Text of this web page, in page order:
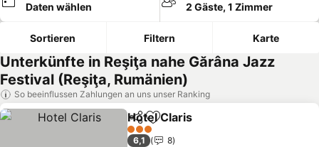
Daten wählen 2 Gäste, 1 Zimmer
Sortieren Filtern Karte
Unterkünfte in Reşiţa nahe Gărâna Jazz
Festival (Reşiţa, Rumänien)
So beeinflussen Zahlungen an uns unser Ranking
TeilenZu Favoriten hinzufügen
Hotel Claris
3 Sterne
6,1
8